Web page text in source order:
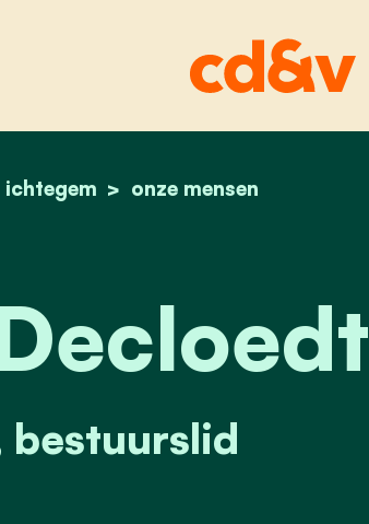
home
ichtegem onze mensen
carine decloedt
bestuurslid